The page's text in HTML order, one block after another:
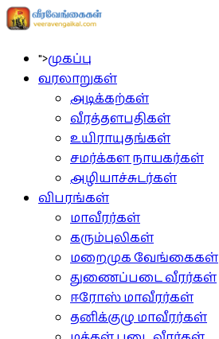
">முகப்பு
வரலாறுகள்
அடிக்கற்கள்
வீரத்தளபதிகள்
உயிராயுதங்கள்
சமர்க்கள நாயகர்கள்
அழியாச்சுடர்கள்
விபரங்கள்
மாவீரர்கள்
கரும்புலிகள்
மறைமுக வேங்கைகள்
துணைப்படை வீரர்கள்
ஈரோஸ் மாவீரர்கள்
தனிக்குழு மாவீரர்கள்